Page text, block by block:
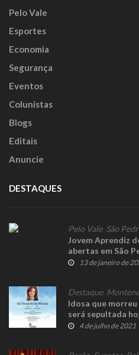
Pelo Vale
Esportes
Economia
Segurança
Eventos
Colunistas
Blogs
Editais
Anuncie
DESTAQUES
Pelo Vale, São
Jovem Aprendiz
abertas em São
13 de janeiro de
Destaque,
Idosa que
será sepultada
4 de julho de 2021